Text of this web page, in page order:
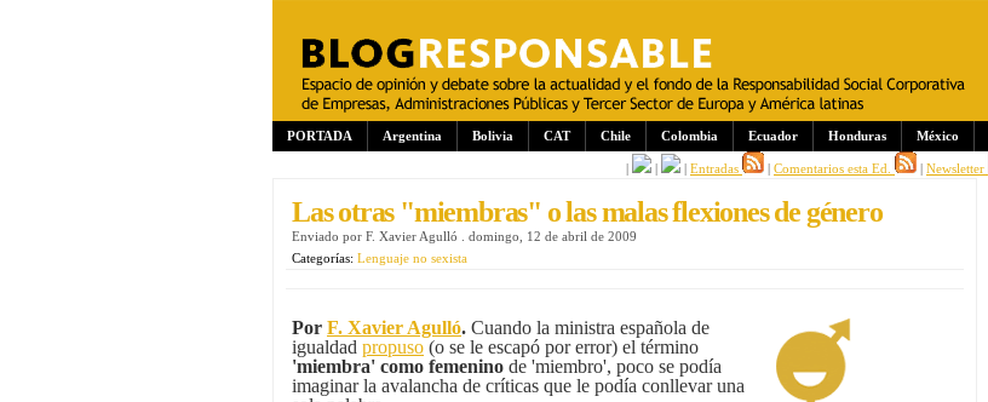
PORTADA Argentina Bolivia CAT Chile Colombia Ecuador Honduras México
| | | Entradas | Comentarios esta Ed. | Newsletter
Las otras "miembras" o las malas flexiones de género
Enviado por F. Xavier Agulló
domingo, 12 de abril de 2009
Categorías: Lenguaje no sexista
Por F. Xavier Agulló. Cuando la ministra española de
igualdad propuso (o se le escapó por error) el término
'miembra' como femenino de 'miembro', poco se podía
imaginar la avalancha de críticas que le podía conllevar una